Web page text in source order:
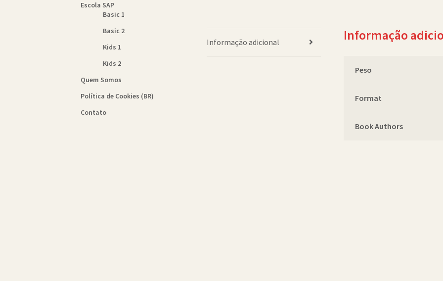
Informação adicional Informação
Peso
Format
Book Authors
Escola SAP
Basic 1
Basic 2
Kids 1
Kids 2
Quem Somos
Política de Cookies (BR)
Contato